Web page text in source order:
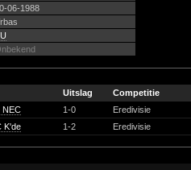
06-1988
Uitslag
Competitie
NEC 1-0
Eredivisie
K'de 1-2 Eredivisie